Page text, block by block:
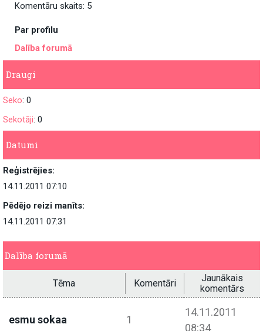
Komentāru skaits: 5
Par profilu
Dalība forumā
Draugi
Seko: 0
Sekotāji: 0
Datumi
Reģistrējies:
14.11.2011 07:10
Pēdējo reizi manīts:
14.11.2011 07:31
Dalība forumā
Tēma Komentāri
Jaunākais
komentārs
esmu sokaa 1
14.11.2011
08:34